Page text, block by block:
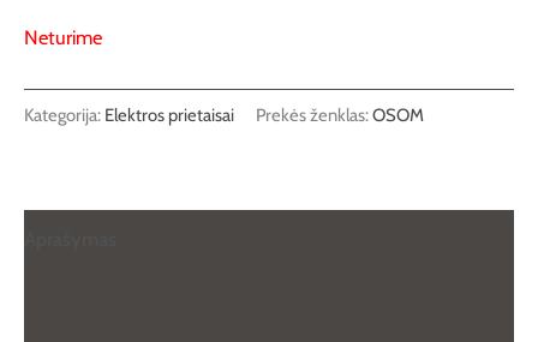
Neturime
Kategorija: Elektros prietaisai Prekės ženklas:OSOM